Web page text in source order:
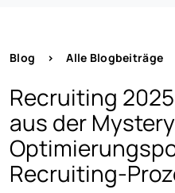
Blog > Alle Blogbeiträge
Recruiting
aus der
Recruiting-